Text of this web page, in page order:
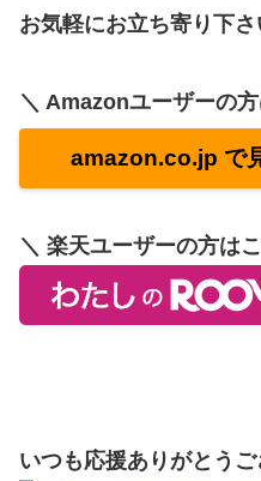
お気軽にお立ち寄り下
＼ Amazonユーザーの
amazon.co.jp で
＼ 楽天ユーザーの方は
いつも応援ありがとうご